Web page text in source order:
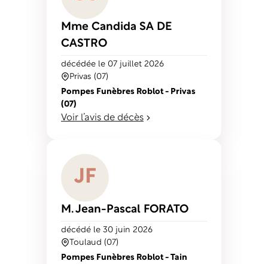
Mme Candida SA DE
CASTRO
Privas (07)
décédée le 07 juillet 2026
Pompes Funèbres Roblot - Privas
(07)
Voir l’avis de décès
J F
M. Jean-Pascal FORATO
Toulaud (07)
décédé le 30 juin 2026
Pompes Funèbres Roblot - Tain